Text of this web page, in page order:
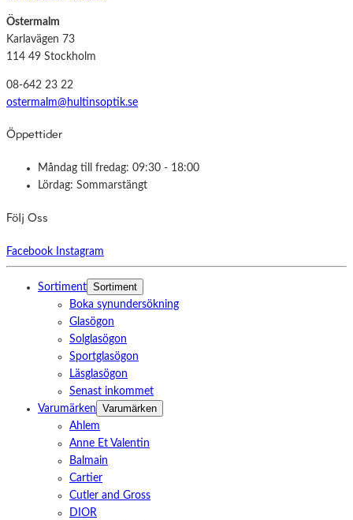
Östermalm
Karlavägen 73
114 49 Stockholm
08-642 23 22
ostermalm@hultinsoptik.se
Öppettider
Måndag till fredag: 09:30 - 18:00
Lördag: Sommarstängt
Följ Oss
Facebook Instagram
Sortiment Sortiment
Boka synundersökning
Glasögon
Solglasögon
Sportglasögon
Läsglasögon
Senast inkommet
Varumärken
Varumärken
Ahlem
Anne Et Valentin
Balmain
Cartier
Cutler and Gross
DIOR